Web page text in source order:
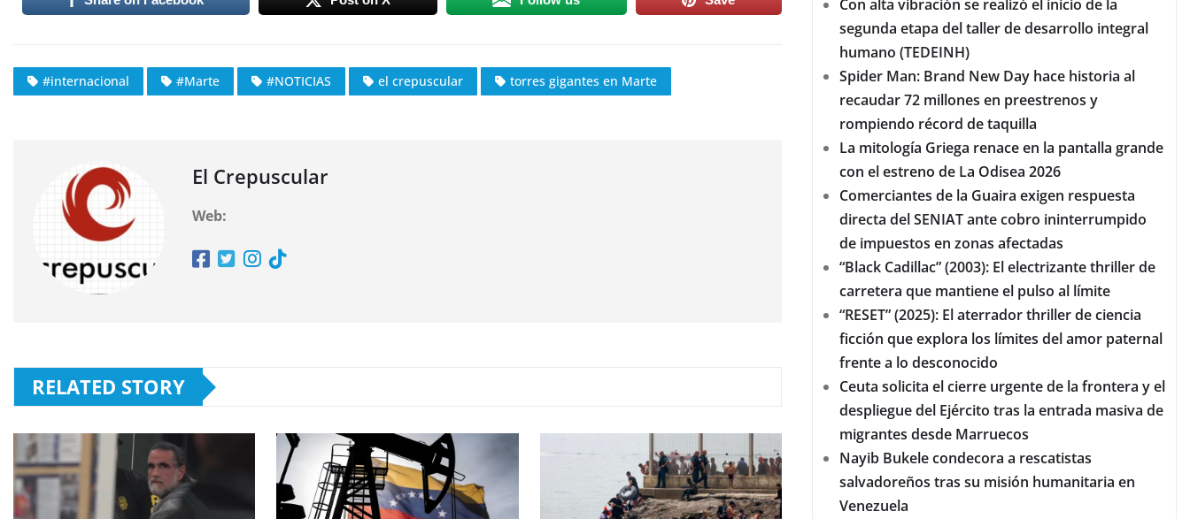
#internacional #Marte #NOTICIAS el crepuscular torres gigantes en Marte
El Crepuscular
Web:
RELATED STORY
Con alta vibración se realizó el inicio de la
segunda etapa del taller de desarrollo integral
humano (TEDEINH)
Spider Man: Brand New Day hace historia al
recaudar 72 millones en preestrenos y
rompiendo récord de taquilla
La mitología Griega renace en la pantalla grande
con el estreno de La Odisea 2026
Comerciantes de la Guaira exigen respuesta
directa del SENIAT ante cobro ininterrumpido
de impuestos en zonas afectadas
“Black Cadillac” (2003): El electrizante thriller de
carretera que mantiene el pulso al límite
“RESET” (2025): El aterrador thriller de ciencia
ficción que explora los límites del amor paternal
frente a lo desconocido
Ceuta solicita el cierre urgente de la frontera y el
despliegue del Ejército tras la entrada masiva de
migrantes desde Marruecos
Nayib Bukele condecora a rescatistas
salvadoreños tras su misión humanitaria en
Venezuela